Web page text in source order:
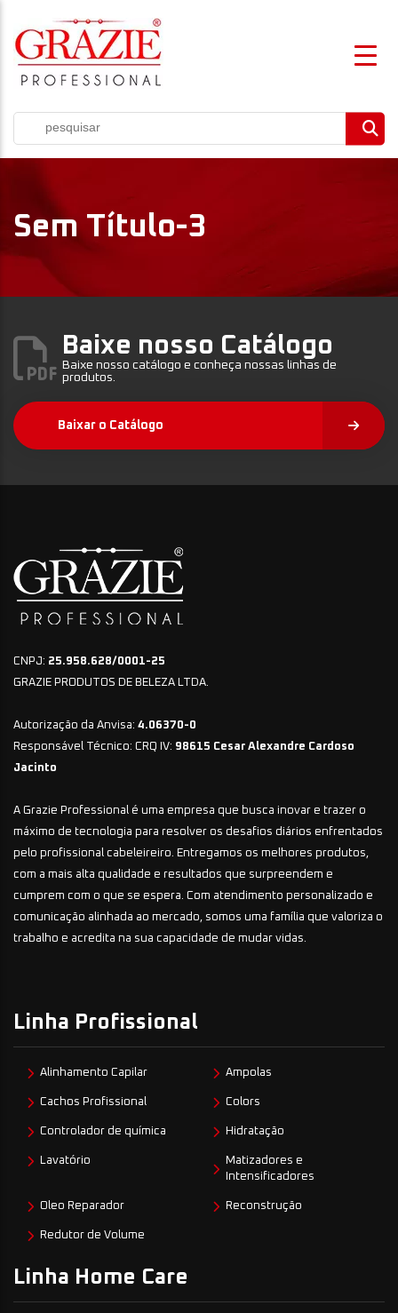
Sem Título-3
Baixe nosso Catálogo
Baixe nosso catálogo e conheça nossas linhas de
produtos.
Baixar o Catálogo
CNPJ: 25.958.628/0001-25
GRAZIE PRODUTOS DE BELEZA LTDA.
Autorização da Anvisa: 4.06370-0
Responsável Técnico: CRQ IV: 98615 Cesar Alexandre Cardoso
Jacinto
A Grazie Professional é uma empresa que busca inovar e trazer o
máximo de tecnologia para resolver os desafios diários enfrentados
pelo profissional cabeleireiro. Entregamos os melhores produtos,
com a mais alta qualidade e resultados que surpreendem e
cumprem com o que se espera. Com atendimento personalizado e
comunicação alinhada ao mercado, somos uma família que valoriza o
trabalho e acredita na sua capacidade de mudar vidas.
Linha Profissional
Alinhamento Capilar Ampolas
Cachos Profissional Colors
Controlador de química Hidratação
Lavatório
Matizadores e
Intensificadores
Oleo Reparador Reconstrução
Redutor de Volume
Linha Home Care